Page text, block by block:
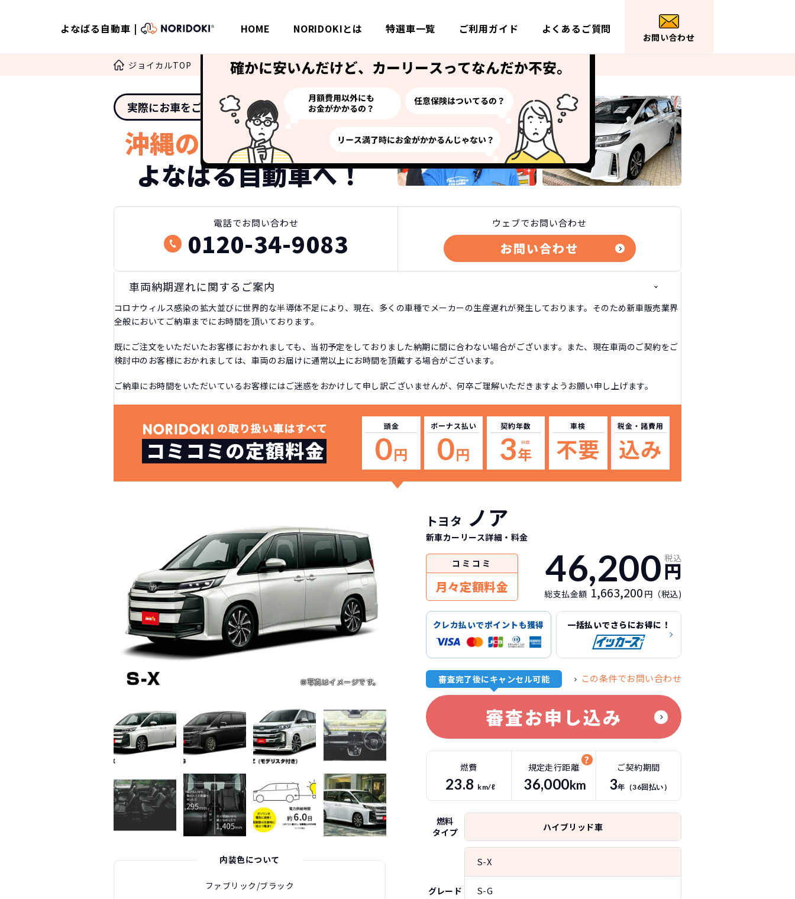
よなばる自動車 | HOME NORIDOKIとは 特選車一覧 ご利用ガイド よくあるご質問
お問い合わせ
ジョイカルTOP ノリドキ 特選車一覧 トヨタ ノアの新車リース詳細・料金
実際にお車をご覧になりたい方はご来店ください！
沖縄のカーリースなら
よなばる自動車へ！
電話でお問い合わせ
0120-34-9083
ウェブでお問い合わせ
お問い合わせ
車両納期遅れに関するご案内
コロナウィルス感染の拡大並びに世界的な半導体不足により、現在、多くの車種でメーカーの生産遅れが発生しております。そのため新車販売業界
全般においてご納車までにお時間を頂いております。
既にご注文をいただいたお客様におかれましても、当初予定をしておりました納期に間に合わない場合がございます。また、現在車両のご契約をご
検討中のお客様におかれましては、車両のお届けに通常以上にお時間を頂戴する場合がございます。
ご納車にお時間をいただいているお客様にはご迷惑をおかけして申し訳ございませんが、何卒ご理解いただきますようお願い申し上げます。
頭金
0円
ボーナス払い
0円
契約年数
3年
36回
車検
不要
税金 ・諸費用
込み
トヨタ ノア
新車カーリース詳細 ・料金
コミ コミ
月々定額料金 46,200 税込
円
総支払金額 1,663,200 円（税込)
クレカ払いでポイントも獲得 一括払いでさらにお得に！
審査完了後にキャンセル可能 この条件でお問い合わせ
審査お申し込み
燃費
23.8 km/ℓ
規定走行距離
36,000km
ご契約期間
3年（36回払い）
燃料
タイプ
ハイブリッド車
グレード
S-X
S-G
内装色について
ファブリック/ブラック